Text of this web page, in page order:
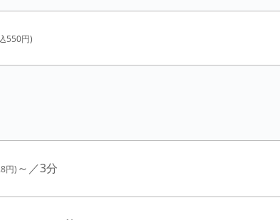
550円)
円) ～／3分